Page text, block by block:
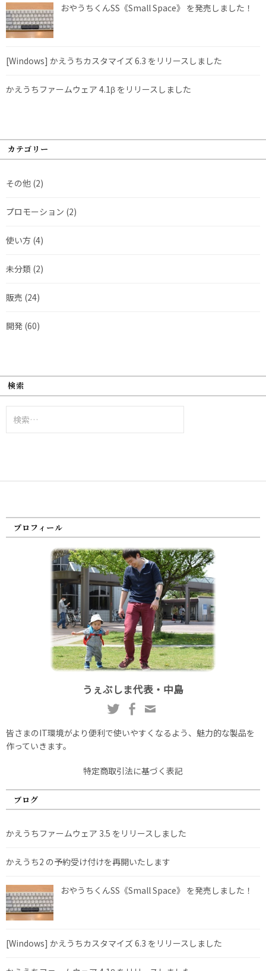
おやうちくんSS《Small Space》 を発売しました！
[Windows] かえうちカスタマイズ 6.3 をリリースしました
かえうちファームウェア 4.1β をリリースしました
カテゴリー
その他 (2)
プロモーション (2)
使い方 (4)
未分類 (2)
販売 (24)
開発 (60)
検索
索:
プロフィール
うぇぶしま代表・中島
皆さまのIT環境がより便利で使いやすくなるよう、魅力的な製品を
作っていきます。
特定商取引法に基づく表記
ブログ
かえうちファームウェア 3.5 をリリースしました
かえうち2 の予約受け付けを再開いたします
おやうちくんSS《Small Space》 を発売しました！
[Windows] かえうちカスタマイズ 6.3 をリリースしました